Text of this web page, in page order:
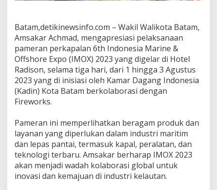
m
s
a
k
a
r
:
M
n
t
u
m
K
e
b
Batam,detikinewsinfo.com – Wakil Walikota Batam,
Amsakar Achmad, mengapresiasi pelaksanaan
pameran perkapalan 6th Indonesia Marine &
Offshore Expo (IMOX) 2023 yang digelar di Hotel
Radison, selama tiga hari, dari 1 hingga 3 Agustus
2023 yang di inisiasi oleh Kamar Dagang Indonesia
(Kadin) Kota Batam berkolaborasi dengan
Fireworks.
Pameran ini memperlihatkan beragam produk dan
layanan yang diperlukan dalam industri maritim
dan lepas pantai, termasuk kapal, peralatan, dan
teknologi terbaru. Amsakar berharap IMOX 2023
akan menjadi wadah kolaborasi global untuk
inovasi dan kemajuan di industri kelautan.